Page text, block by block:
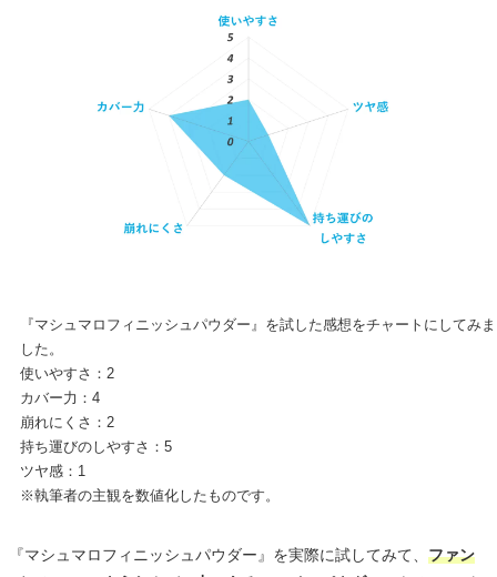
『マシュマロフィニッシュパウダー』を試した感想をチャートにしてみま
した。
使いやすさ：2
カバー力：4
崩れにくさ：2
持ち運びのしやすさ：5
ツヤ感：1
※執筆者の主観を数値化したものです。
『マシュマロフィニッシュパウダー』を実際に試してみて、 ファン